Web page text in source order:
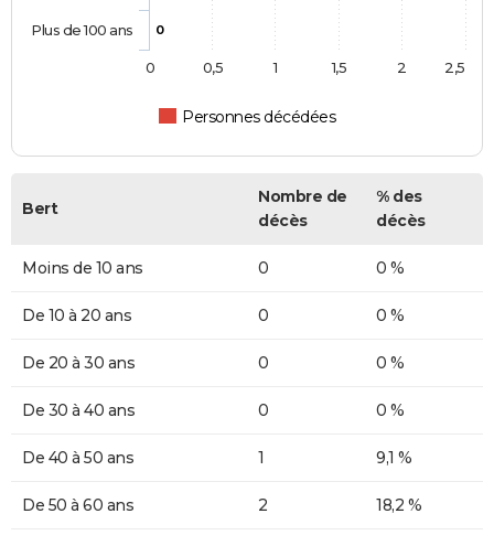
0
Personnes décédées
Plus de 100 ans
0 0,5 1 1,5 2 2,5
Bert
Nombre de
décès
% des
décès
Moins de 10 ans 0 0 %
De 10 à 20 ans 0 0 %
De 20 à 30 ans 0 0 %
De 30 à 40 ans 0 0 %
De 40 à 50 ans 1 9,1 %
De 50 à 60 ans 2 18,2 %